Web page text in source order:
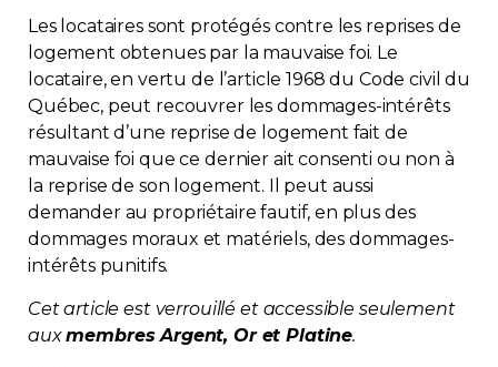
FAQ
Français
Contact
Adhésion
Les locataires sont protégés contre les reprises de
logement obtenues par la mauvaise foi. Le
locataire, en vertu de l’article 1968 du Code civil du
Québec, peut recouvrer les dommages-intérêts
résultant d’une reprise de logement fait de
mauvaise foi que ce dernier ait consenti ou non à
la reprise de son logement. Il peut aussi
demander au propriétaire fautif, en plus des
dommages moraux et matériels, des dommages-
intérêts punitifs.
Cet article est verrouillé et accessible seulement
auxmembres Argent, Or et Platine.